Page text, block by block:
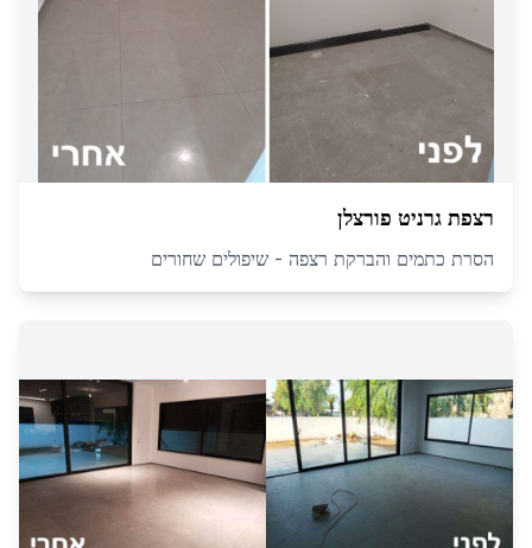
רצפת גרניט פורצלן
הסרת כתמים והברקת רצפה - שיפולים שחורים